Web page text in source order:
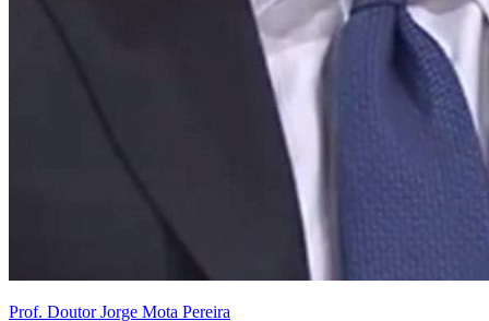
Prof. Doutor Jorge Mota Pereira